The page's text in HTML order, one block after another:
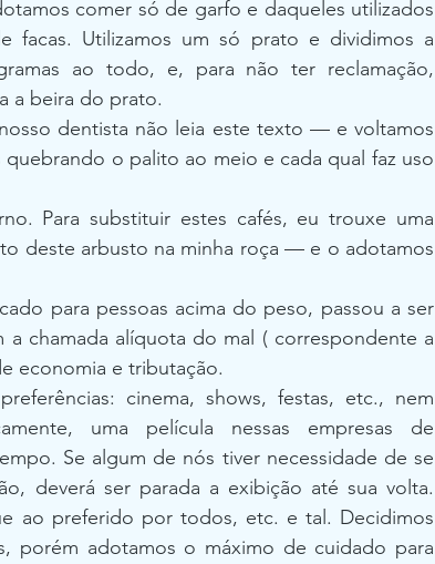
comer só de garfo e daqueles utilizados
facas. Utilizamos um só prato e dividimos a
ao todo, e, para não ter reclamação,
a beira do prato.
dentista não leia este texto — e voltamos
o palito ao meio e cada qual faz uso
Para substituir estes cafés, eu trouxe uma
deste arbusto na minha roça — e o adotamos
para pessoas acima do peso, passou a ser
chamada alíquota do mal ( correspondente a
economia e tributação.
cinema, shows, festas, etc., nem
uma película nessas empresas de
Se algum de nós tiver necessidade de se
deverá ser parada a exibição até sua volta.
ao preferido por todos, etc. e tal. Decidimos
porém adotamos o máximo de cuidado para